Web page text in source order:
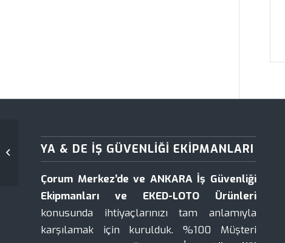
YA & DE İŞ GÜVENLIĞI EKIPMANLARI
Çorum Merkez’de ve ANKARA İş Güvenliği
Ekipmanları ve EKED-LOTO Ürünleri
konusunda ihtiyaçlarınızı tam anlamıyla
karşılamak için kurulduk. %100 Müşteri
EKED Uzun Kelepçeli Renkli Asma
Kilit |Yadeloto